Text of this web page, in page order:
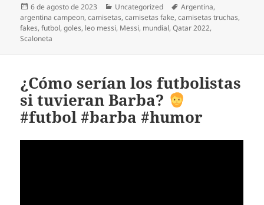
Publicado
el
6 de agosto de 2023 Categorías
Uncategorized Etiquetas
Argentina,
argentina campeon,camisetas,camisetas fake,camisetas truchas,
fakes,futbol,goles, leo messi, Messi, mundial,Qatar 2022,
Scaloneta
¿Cómo serían los futbolistas
si tuvieran Barba?
#futbol #barba #humor